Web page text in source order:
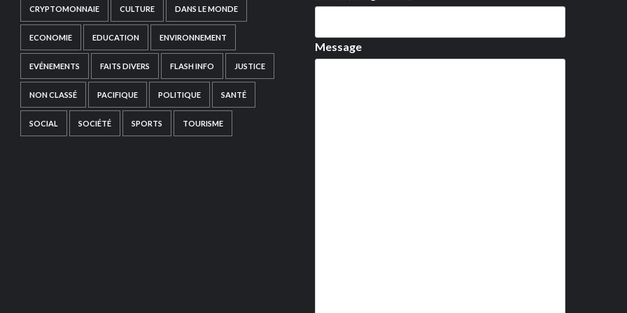
CRYPTOMONNAIE CULTURE DANS LE MONDE
ECONOMIE EDUCATION ENVIRONNEMENT
EVÉNEMENTS FAITS DIVERS FLASH INFO JUSTICE
NON CLASSÉ PACIFIQUE POLITIQUE SANTÉ
SOCIAL SOCIÉTÉ SPORTS TOURISME
Message